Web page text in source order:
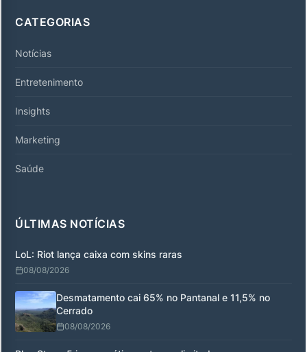
CATEGORIAS
Notícias
Entretenimento
Insights
Marketing
Saúde
ÚLTIMAS NOTÍCIAS
LoL: Riot lança caixa com skins raras
08/08/2026
Desmatamento cai 65% no Pantanal e 11,5% no
Cerrado
08/08/2026